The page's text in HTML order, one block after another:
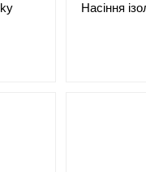
Насіння